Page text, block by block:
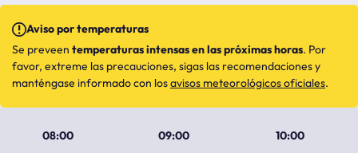
08:00 09:00 10:00
Aviso por temperaturas
Se preveen temperaturas intensas en las próximas horas. Por
favor, extreme las precauciones, sigas las recomendaciones y
manténgase informado con losavisos meteorológicos oficiales.